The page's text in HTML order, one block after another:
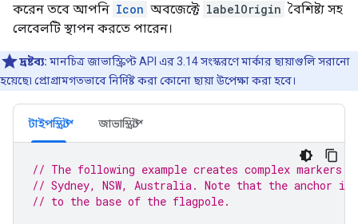
করেন তবে আপনি Icon অবজেক্টে labelOrigin বৈশিষ্ট্য সহ
লেবেলটি স্থাপন করতে পারেন।
দ্রষ্টব্য: মানচিত্র জাভাস্ক্রিপ্ট API এর 3.14 সংস্করণে মার্কার ছায়াগুলি সরানো
হয়েছে৷ প্রোগ্রামগতভাবে নির্দিষ্ট করা কোনো ছায়া উপেক্ষা করা হবে।
টাইপস্ক্রিপ্ট জাভাস্ক্রিপ্ট
// The following example creates complex markers
// Sydney, NSW, Australia. Note that the anchor
// to the base of the flagpole.